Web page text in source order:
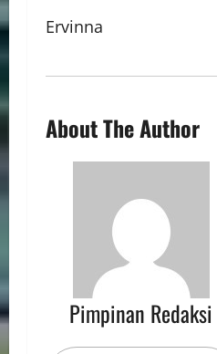
Ervinna
About The Author
Pimpinan Redaksi